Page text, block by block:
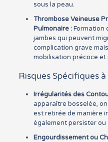
sous la peau.
Thrombose Veineuse
Pulmonaire :Formation
jambes qui peuvent
complication grave
mobilisation précoce
Risques Spécifiques
Irrégularités des
apparaître bosselée,
est retirée de manière
également persister ou
Engourdissement ou